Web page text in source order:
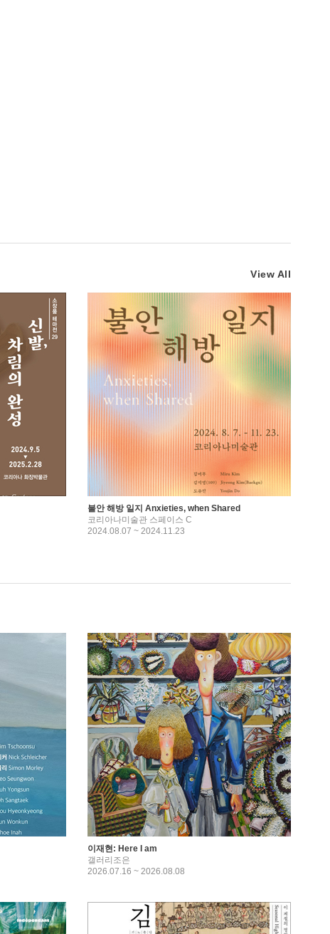
View All
불안 해방 일지 Anxieties, when Shared
코리아나미술관 스페이스 C
2024.08.07 ~ 2024.11.23
이재현: Here I am
갤러리조은
2026.07.16 ~ 2026.08.08